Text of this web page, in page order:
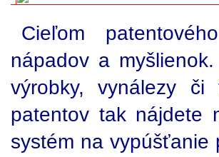
Cieľom
nápadov a
výrobky, vynálezy či
patentov tak nájdete
systém na vypúšťanie